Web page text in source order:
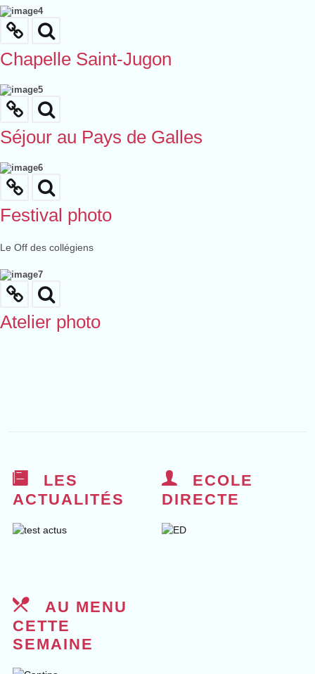
Chapelle Saint-Jugon
Séjour au Pays de Galles
Festival photo
Le Off des collégiens
Atelier photo
LES
ACTUALITÉS
ECOLE
DIRECTE
AU MENU
CETTE
SEMAINE